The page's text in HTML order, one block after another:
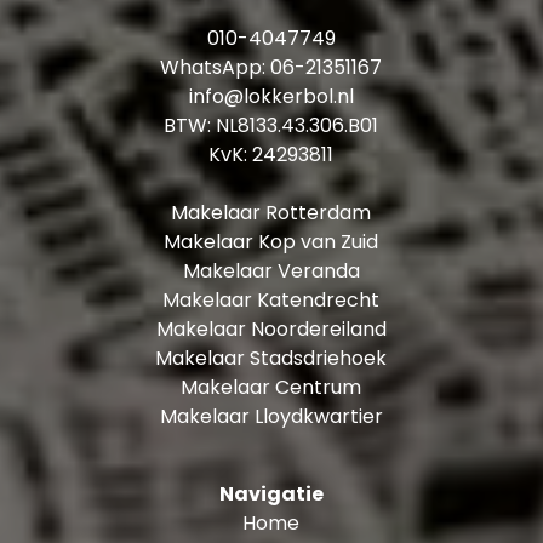
Tweede verdieping:
Slaapkamer I: ± 14 m²
Slaapkamer II: ± 9 m²
Badkamer: ± 5 m², voorzien van inloopdouche,
dubbele wastafel met meubel en
designradiator
Derde verdieping:
Slaapkamer III: ± 19 m²
Dakterras: ± 10 m²
Kenmerken en bijzonderheden:
Bouwjaar: 2023
Woonoppervlakte: ± 147 m²
VvE bijdrage parkeerplaats 2026: ± € 38,- per
010-4047749
WhatsApp:06-21351167
info@lokkerbol.nl
BTW: NL8133.43.306.B01
KvK: 24293811
Makelaar Rotterdam
Makelaar Kop van Zuid
Makelaar Veranda
Makelaar Katendrecht
Makelaar Noordereiland
Makelaar Stadsdriehoek
Makelaar Centrum
Makelaar Lloydkwartier
Navigatie
Home